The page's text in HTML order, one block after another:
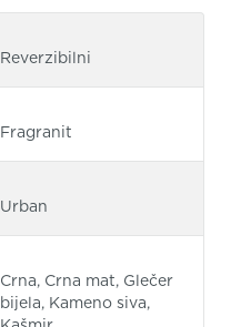
Reverzibilni
Fragranit
Urban
Crna, Crna mat, Glečer
bijela, Kameno siva,